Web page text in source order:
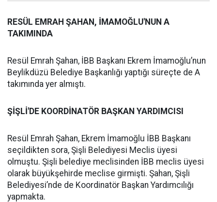
RESÜL EMRAH ŞAHAN, İMAMOĞLU'NUN A
TAKIMINDA
Resül Emrah Şahan, İBB Başkanı Ekrem İmamoğlu’nun
Beylikdüzü Belediye Başkanlığı yaptığı süreçte de A
takımında yer almıştı.
ŞİŞLİ'DE KOORDİNATÖR BAŞKAN YARDIMCISI
Resül Emrah Şahan, Ekrem İmamoğlu İBB Başkanı
seçildikten sora, Şişli Belediyesi Meclis üyesi
olmuştu. Şişli belediye meclisinden İBB meclis üyesi
olarak büyükşehirde meclise girmişti. Şahan, Şişli
Belediyesi’nde de Koordinatör Başkan Yardımcılığı
yapmakta.